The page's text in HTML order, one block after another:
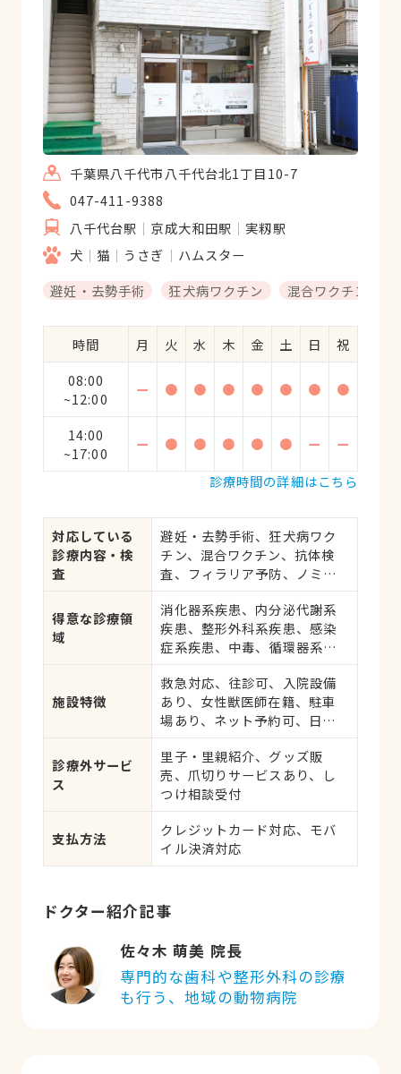
千葉県八千代市八千代台北1丁目10-7
047-411-9388
八千代台駅
京成大和田駅
実籾駅
犬
猫 うさぎ
ハムスター
避妊・去勢手術
狂犬病ワクチン 混合ワクチン
時間 月 火 水 木 金 土 日
祝
08:00
~12:00
ー ● ● ● ● ● ● ●
14:00
~17:00
ー ● ● ● ● ● ー
ー
診療時間の詳細はこちら
対応している
診療内容・検
査
避妊・去勢手術、狂犬病ワク
チン、混合ワクチン、抗体検
査、フィラリア予防、ノミ・
応、健康診断、各種検査、外
科手術
得意な診療領
域
消化器系疾患、内分泌代謝系
疾患、整形外科系疾患、感染
症系疾患、中毒、循環器系疾
血液・免疫系疾患、耳系疾
患、寄生虫、心の病気、皮膚
系疾患、呼吸器系疾患、腎・
生殖器系疾患、腫瘍・がん、
アレルギー、歯と口腔系疾
患、けが・その他
施設特徴
救急対応、往診可、入院設備
あり、女性獣医師在籍、駐車
場あり、ネット予約可、日曜
診療外サービ
ス
里子・里親紹介、グッズ販
売、爪切りサービスあり、し
つけ相談受付
支払方法
クレジットカード対応、モバ
イル決済対応
ドクター紹介記事
佐々木 萌美 院長
専門的な歯科や整形外科の診療
も行う、地域の動物病院